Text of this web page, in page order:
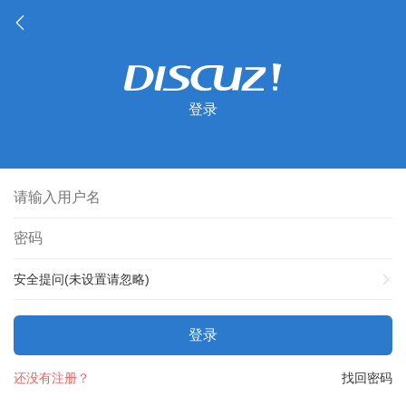
登录
安全提问(未设置请忽略)
登录
找回密码
还没有注册？